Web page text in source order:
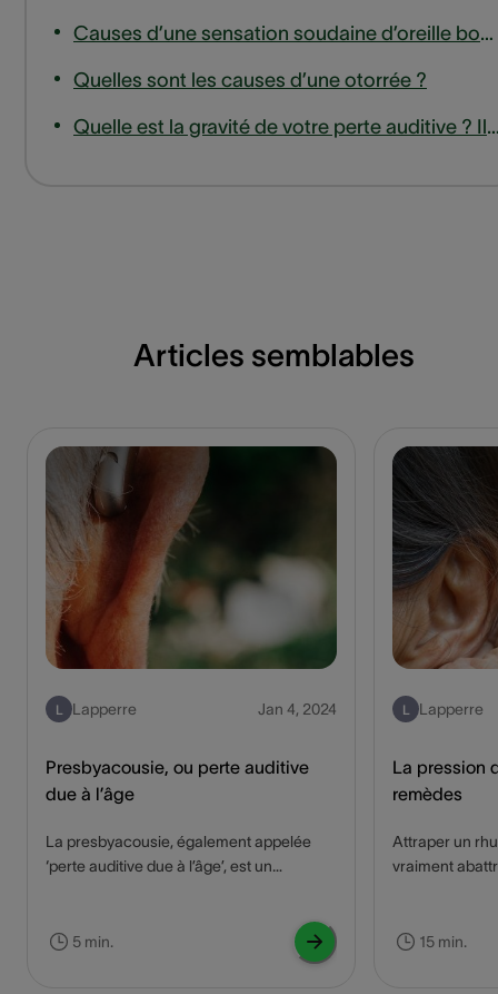
Causes d’une sensation soudaine d’oreille bouchée
Quelles sont les causes d’une otorrée ?
Quelle est la gravité de votre perte auditive ? Il
Articles semblables
L Lapperre Jan 4, 2024
Presbyacousie, ou perte auditive
due à l’âge
La presbyacousie, également appelée
‘perte auditive due à l’âge’, est un
de vie et l'interaction sociale des
5 min.
L Lapperre
La pression
remèdes
Attraper un
vraiment
coule, les
15 min.